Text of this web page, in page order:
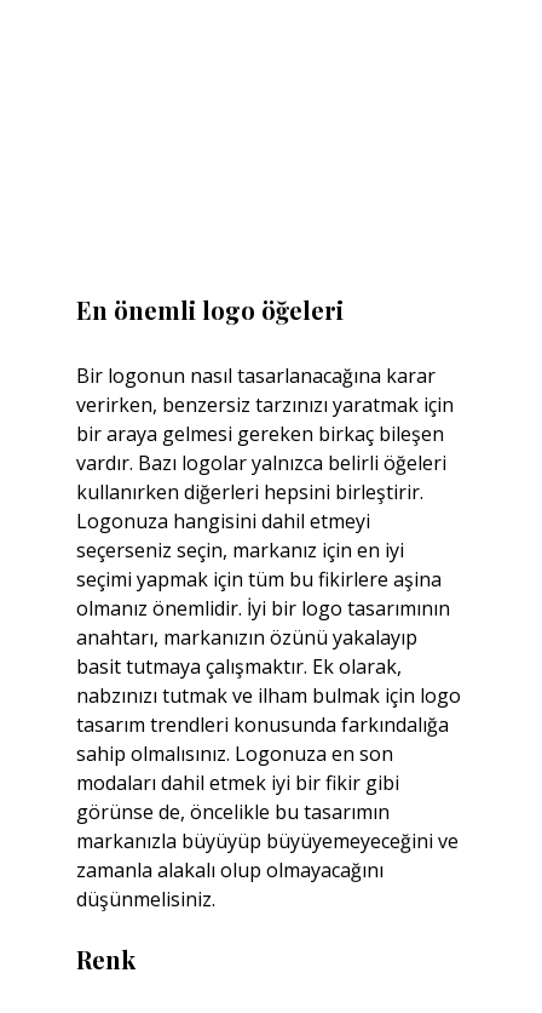
En önemli logo öğeleri
Bir logonun nasıl tasarlanacağına karar
verirken, benzersiz tarzınızı yaratmak için
bir araya gelmesi gereken birkaç bileşen
vardır. Bazı logolar yalnızca belirli öğeleri
kullanırken diğerleri hepsini birleştirir.
Logonuza hangisini dahil etmeyi
seçerseniz seçin, markanız için en iyi
seçimi yapmak için tüm bu fikirlere aşina
olmanız önemlidir. İyi bir logo tasarımının
anahtarı, markanızın özünü yakalayıp
basit tutmaya çalışmaktır. Ek olarak,
nabzınızı tutmak ve ilham bulmak için logo
tasarım trendleri konusunda farkındalığa
sahip olmalısınız. Logonuza en son
modaları dahil etmek iyi bir fikir gibi
görünse de, öncelikle bu tasarımın
markanızla büyüyüp büyüyemeyeceğini ve
zamanla alakalı olup olmayacağını
düşünmelisiniz.
Renk